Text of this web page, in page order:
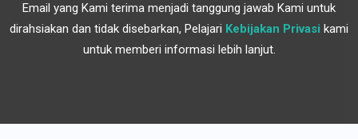
Email yang Kami terima menjadi tanggung jawab Kami untuk
dirahsiakan dan tidak disebarkan, Pelajari Kebijakan Privasi kami
untuk memberi informasi lebih lanjut.